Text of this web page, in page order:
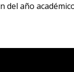
año